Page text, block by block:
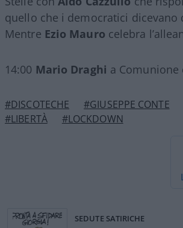
quello che i democratici dicevano
Mentre Ezio Mauro celebra
14:00 Mario Draghi a
#DISCOTECHE #GIUSEPPE CONTE
#LIBERTÀ
#LOCKDOWN
SEDUTE SATIRICHE